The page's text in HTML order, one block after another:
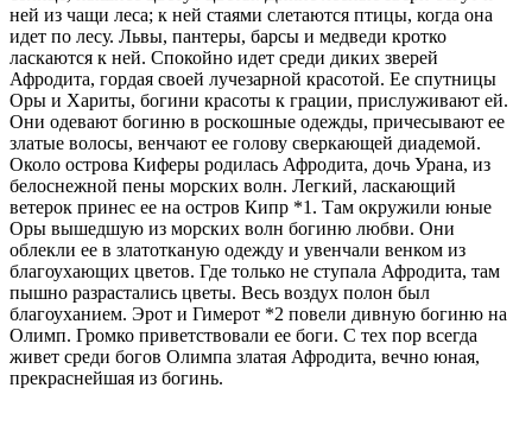
ней из чащи леса; к ней стаями слетаются птицы, когда она
идет по лесу. Львы, пантеры, барсы и медведи кротко
ласкаются к ней. Спокойно идет среди диких зверей
Афродита, гордая своей лучезарной красотой. Ее спутницы
Оры и Хариты, богини красоты к грации, прислуживают ей.
Они одевают богиню в роскошные одежды, причесывают ее
златые волосы, венчают ее голову сверкающей диадемой.
Около острова Киферы родилась Афродита, дочь Урана, из
белоснежной пены морских волн. Легкий, ласкающий
ветерок принес ее на остров Кипр *1. Там окружили юные
Оры вышедшую из морских волн богиню любви. Они
облекли ее в златотканую одежду и увенчали венком из
благоухающих цветов. Где только не ступала Афродита, там
пышно разрастались цветы. Весь воздух полон был
благоуханием. Эрот и Гимерот *2 повели дивную богиню на
Олимп. Громко приветствовали ее боги. С тех пор всегда
живет среди богов Олимпа златая Афродита, вечно юная,
прекраснейшая из богинь.